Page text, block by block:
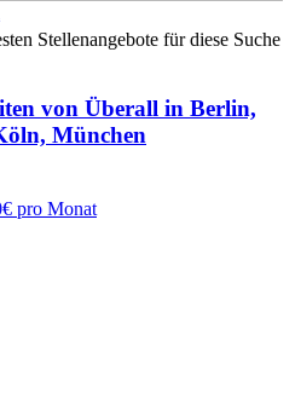
Stellenangebote für diese Suche
von Überall in Berlin,
München
pro Monat